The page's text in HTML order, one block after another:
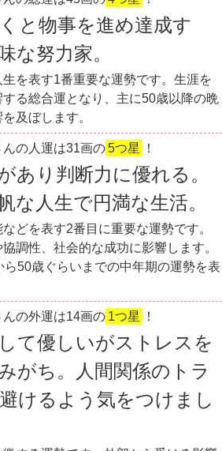
と物事を進め達成す
な努力家。
生を表す1番重要な運勢です。生涯を
る総合運となり、主に50歳以降の晩
及ぼします。
の人運は31画の5つ星 ！
あり判断力に優れる。
な人生で円満な生活。
どを表す2番目に重要な運勢です。
協調性、社会的な成功に影響します。
ら50歳ぐらいまでの中年期の運勢を表
の外運は14画の 1つ星 ！
て優しいがストレスを
がち。人間関係のトラ
けるよう気をつけまし